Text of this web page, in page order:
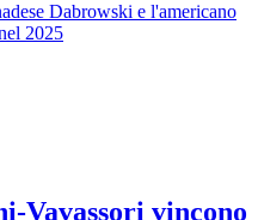
Dabrowski e l'americano
2025
Vavassori vincono